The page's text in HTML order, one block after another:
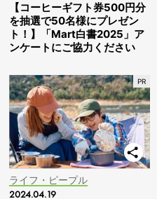
【コーヒーギフト券500円分
を抽選で50名様にプレゼン
ト！】「Mart白書2025」ア
ンケートにご協力ください
ライフ・ピープル
2024.04.19